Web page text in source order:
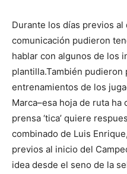
Durante los días previos
comunicación pudieron
hablar con algunos de los
plantilla.También
entrenamientos de los
Marca–esa hoja de ruta ha
prensa ‘tica’ quiere
combinado de Luis
previos al inicio del
idea desde el seno de la